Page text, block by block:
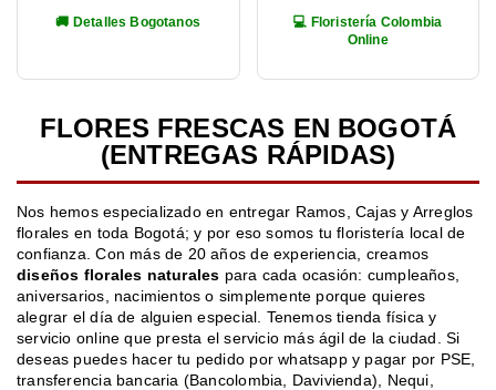
🚚 Detalles Bogotanos
💻 Floristería Colombia
Online
FLORES FRESCAS EN BOGOTÁ
(ENTREGAS RÁPIDAS)
Nos hemos especializado en entregar Ramos, Cajas y Arreglos
florales en toda Bogotá; y por eso somos tu floristería local de
confianza. Con más de 20 años de experiencia, creamos
diseños florales naturales para cada ocasión: cumpleaños,
aniversarios, nacimientos o simplemente porque quieres
alegrar el día de alguien especial. Tenemos tienda física y
servicio online que presta el servicio más ágil de la ciudad. Si
deseas puedes hacer tu pedido por whatsapp y pagar por PSE,
transferencia bancaria (Bancolombia, Davivienda), Nequi,